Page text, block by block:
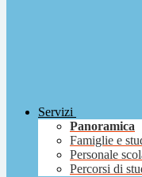
Servizi
Panoramica
Famiglie e
Personale
Percorsi di